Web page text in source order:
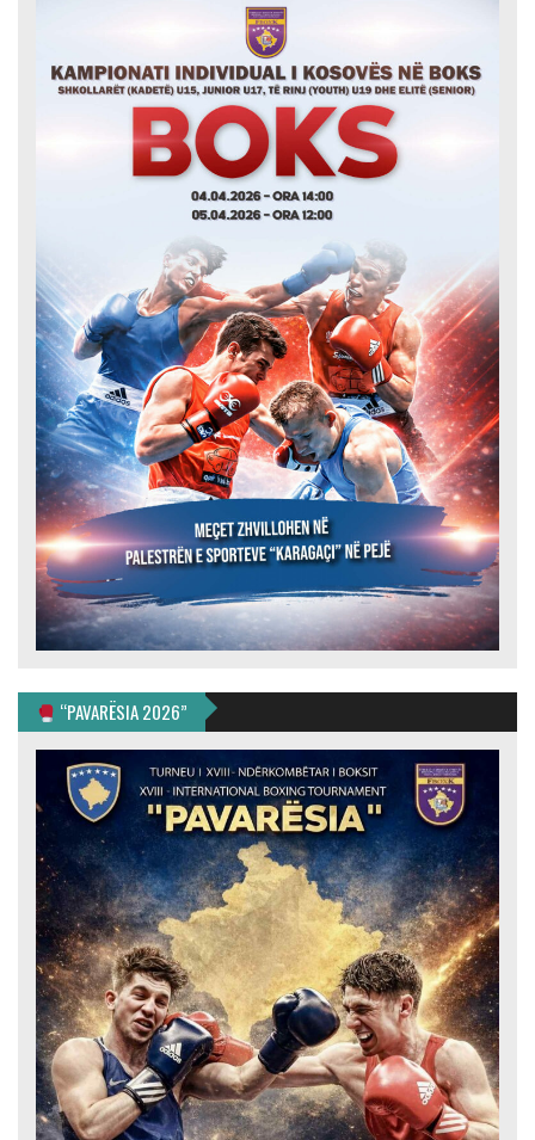
“PAVARËSIA 2026”